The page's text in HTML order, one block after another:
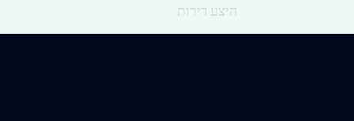
היצע דירות